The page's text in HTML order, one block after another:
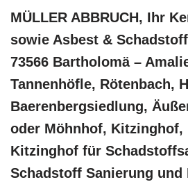
MÜLLER ABBRUCH, Ihr
sowie Asbest &
73566 Bartholomä –
Tannenhöfle, Rötenbach,
Baerenbergsiedlung,
oder Möhnhof, Kitzinghof,
Kitzinghof für
Schadstoff Sanierung und